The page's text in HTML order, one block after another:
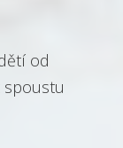
od
spoustu